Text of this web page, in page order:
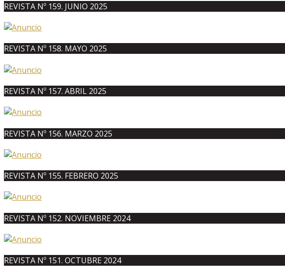
REVISTA Nº 159. JUNIO 2025
REVISTA Nº 158. MAYO 2025
REVISTA Nº 157. ABRIL 2025
REVISTA Nº 156. MARZO 2025
REVISTA Nº 155. FEBRERO 2025
REVISTA Nº 152. NOVIEMBRE 2024
REVISTA Nº 151. OCTUBRE 2024